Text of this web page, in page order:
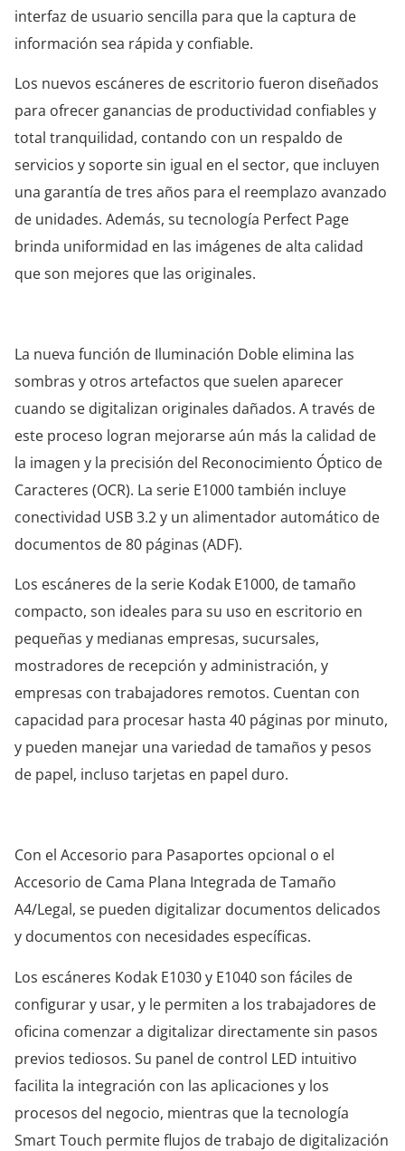
interfaz de usuario sencilla para que la captura de
información sea rápida y confiable.
Los nuevos escáneres de escritorio fueron diseñados
para ofrecer ganancias de productividad confiables y
total tranquilidad, contando con un respaldo de
servicios y soporte sin igual en el sector, que incluyen
una garantía de tres años para el reemplazo avanzado
de unidades. Además, su tecnología Perfect Page
brinda uniformidad en las imágenes de alta calidad
que son mejores que las originales.
La nueva función de Iluminación Doble elimina las
sombras y otros artefactos que suelen aparecer
cuando se digitalizan originales dañados. A través de
este proceso logran mejorarse aún más la calidad de
la imagen y la precisión del Reconocimiento Óptico de
Caracteres (OCR). La serie E1000 también incluye
conectividad USB 3.2 y un alimentador automático de
documentos de 80 páginas (ADF).
Los escáneres de la serie Kodak E1000, de tamaño
compacto, son ideales para su uso en escritorio en
pequeñas y medianas empresas, sucursales,
mostradores de recepción y administración, y
empresas con trabajadores remotos. Cuentan con
capacidad para procesar hasta 40 páginas por minuto,
y pueden manejar una variedad de tamaños y pesos
de papel, incluso tarjetas en papel duro.
Con el Accesorio para Pasaportes opcional o el
Accesorio de Cama Plana Integrada de Tamaño
A4/Legal, se pueden digitalizar documentos delicados
y documentos con necesidades específicas.
Los escáneres Kodak E1030 y E1040 son fáciles de
configurar y usar, y le permiten a los trabajadores de
oficina comenzar a digitalizar directamente sin pasos
previos tediosos. Su panel de control LED intuitivo
facilita la integración con las aplicaciones y los
procesos del negocio, mientras que la tecnología
Smart Touch permite flujos de trabajo de digitalización